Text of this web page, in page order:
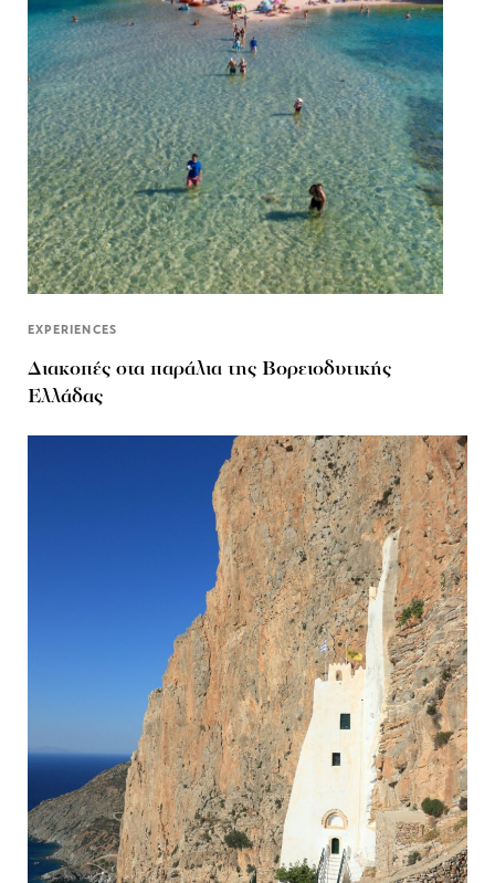
EXPERIENCES
Διακοπές στα παράλια της Βορειοδυτικής
Ελλάδας